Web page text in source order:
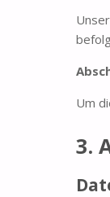
Um
3.